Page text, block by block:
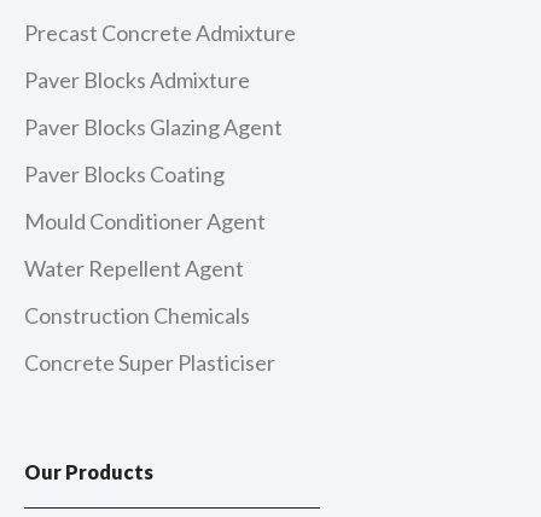
Precast Concrete Admixture
Paver Blocks Admixture
Paver Blocks Glazing Agent
Paver Blocks Coating
Mould Conditioner Agent
Water Repellent Agent
Construction Chemicals
Concrete Super Plasticiser
Our Products